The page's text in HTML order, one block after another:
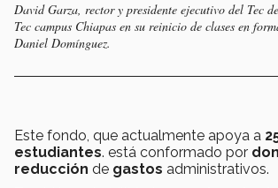
David Garza, rector y presidente ejecutivo del Tec
Tec campus Chiapas en su reinicio de clases en
Daniel Domínguez.
Este fondo, que actualmente apoya a
estudiantes. está conformado por
reducción de gastos administrativos.